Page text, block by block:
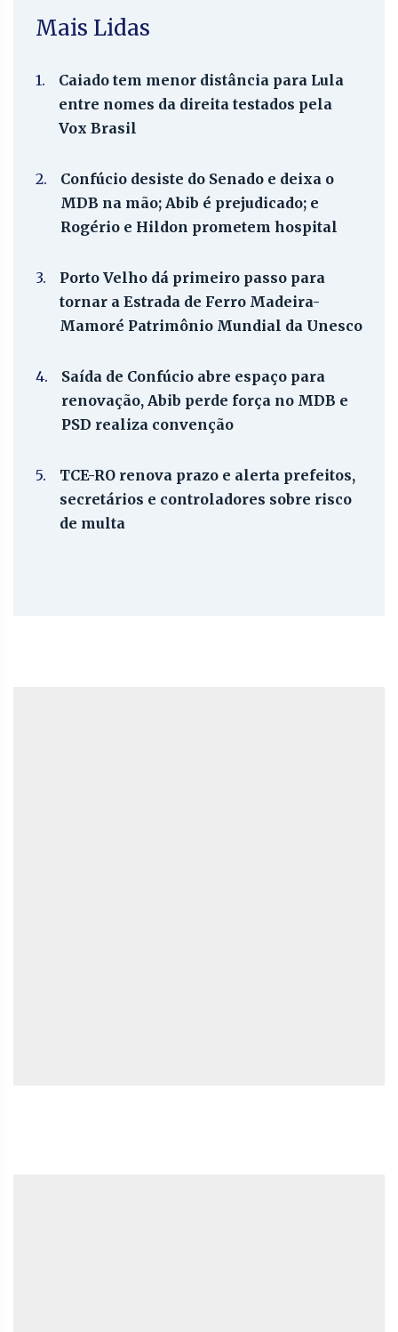
Mais Lidas
1.
Caiado tem menor distância para Lula
entre nomes da direita testados pela
Vox Brasil
2.
Confúcio desiste do Senado e deixa o
MDB na mão; Abib é prejudicado; e
Rogério e Hildon prometem hospital
3.
Porto Velho dá primeiro passo para
tornar a Estrada de Ferro Madeira-
Mamoré Patrimônio Mundial da Unesco
4.
Saída de Confúcio abre espaço para
renovação, Abib perde força no MDB e
PSD realiza convenção
5.
TCE-RO renova prazo e alerta prefeitos,
secretários e controladores sobre risco
de multa